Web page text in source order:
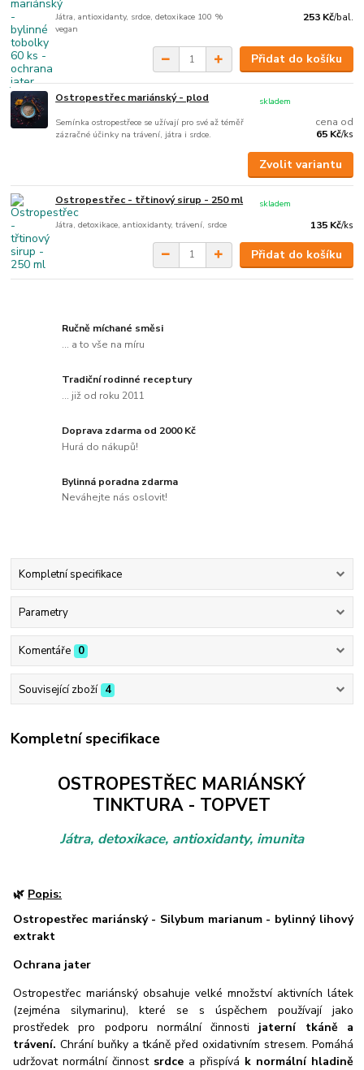
Játra, antioxidanty, srdce, detoxikace 100 %
vegan
253 Kč/bal.
Přidat do košíku
Ostropestřec mariánský - plod
Semínka ostropestřece se užívají pro své až téměř
zázračné účinky na trávení, játra i srdce.
cena od
65 Kč/ks
skladem
Zvolit variantu
Ostropestřec - třtinový sirup - 250 ml
Játra, detoxikace, antioxidanty, trávení, srdce 135 Kč/ks
skladem
Přidat do košíku
Ručně míchané směsi
... a to vše na míru
Tradiční rodinné receptury
... již od roku 2011
Doprava zdarma od 2000 Kč
Hurá do nákupů!
Bylinná poradna zdarma
Neváhejte nás oslovit!
Kompletní specifikace
Parametry
Komentáře 0
Související zboží 4
Kompletní specifikace
OSTROPESTŘEC MARIÁNSKÝ
TINKTURA - TOPVET
Játra, detoxikace, antioxidanty, imunita
🌿 Popis:
Ostropestřec mariánský - Silybum marianum - bylinný lihový
extrakt
Ochrana jater
Ostropestřec mariánský obsahuje velké množství aktivních látek
(zejména silymarinu), které se s úspěchem používají jako
prostředek pro podporu normální činnosti jaterní tkáně a
trávení. Chrání buňky a tkáně před oxidativním stresem. Pomáhá
udržovat normální činnost srdce a přispívá k normální hladině